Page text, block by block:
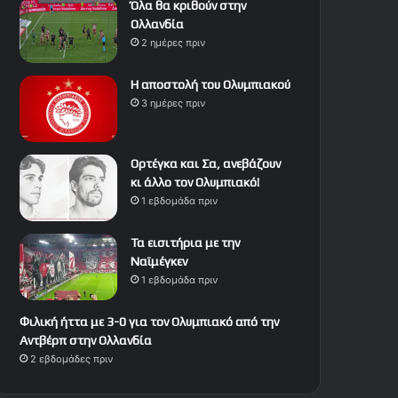
Όλα θα κριθούν στην
Ολλανδία
2 ημέρες πριν
Η αποστολή του Ολυμπιακού
3 ημέρες πριν
Ορτέγκα και Σα, ανεβάζουν
κι άλλο τον Ολυμπιακό!
1 εβδομάδα πριν
Τα εισιτήρια με την
Ναϊμέγκεν
1 εβδομάδα πριν
Φιλική ήττα με 3-0 για τον Ολυμπιακό από την
Αντβέρπ στην Ολλανδία
2 εβδομάδες πριν